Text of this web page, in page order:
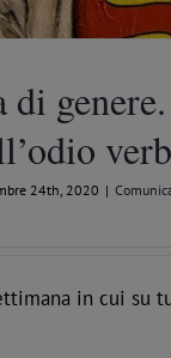
di
24th, 2020 |
in cui su